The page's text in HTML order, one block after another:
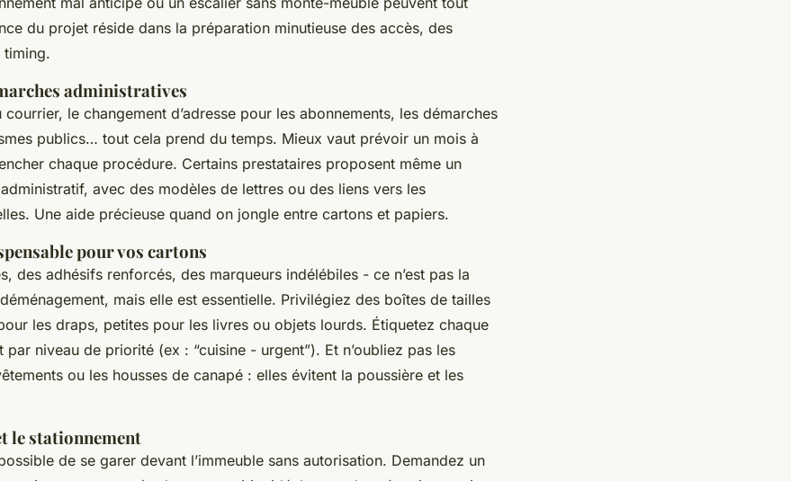
du projet réside dans la préparation minutieuse des accès, des
timing.
administratives
le changement d’adresse pour les abonnements, les démarches
publics… tout cela prend du temps. Mieux vaut prévoir un mois à
chaque procédure. Certains prestataires proposent même un
avec des modèles de lettres ou des liens vers les
Une aide précieuse quand on jongle entre cartons et papiers.
pour vos cartons
des adhésifs renforcés, des marqueurs indélébiles - ce n’est pas la
mais elle est essentielle. Privilégiez des boîtes de tailles
les draps, petites pour les livres ou objets lourds. Étiquetez chaque
niveau de priorité (ex : “cuisine - urgent”). Et n’oubliez pas les
ou les housses de canapé : elles évitent la poussière et les
le stationnement
de se garer devant l’immeuble sans autorisation. Demandez un